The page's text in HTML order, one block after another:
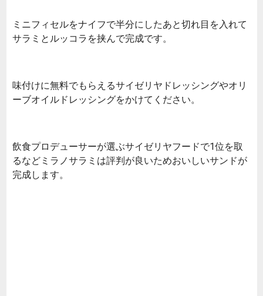
ミニフィセルをナイフで半分にしたあと切れ目を入れて
サラミとルッコラを挟んで完成です。
味付けに無料でもらえるサイゼリヤドレッシングやオリ
ーブオイルドレッシングをかけてください。
飲食プロデューサーが選ぶサイゼリヤフードで1位を取
るなどミラノサラミは評判が良いためおいしいサンドが
完成します。